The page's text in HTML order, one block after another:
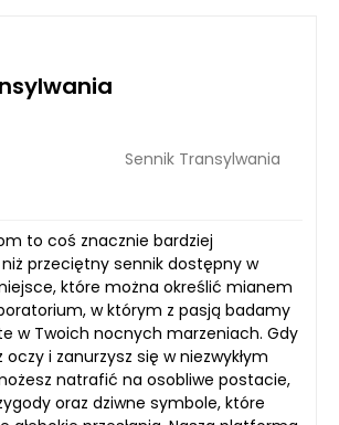
Sennik Transylwania
to coś znacznie bardziej
przeciętny sennik dostępny w
które można określić mianem
w którym z pasją badamy
w Twoich nocnych marzeniach. Gdy
i zanurzysz się w niezwykłym
natrafić na osobliwe postacie,
oraz dziwne symbole, które